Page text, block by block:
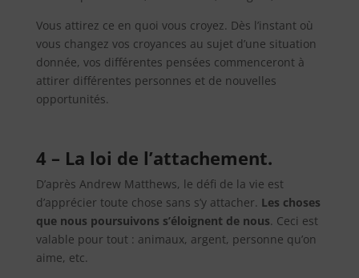
Vous attirez ce en quoi vous croyez. Dès l’instant où
vous changez vos croyances au sujet d’une situation
donnée, vos différentes pensées commenceront à
attirer différentes personnes et de nouvelles
opportunités.
4 – La loi de l’attachement.
D’après Andrew Matthews, le défi de la vie est
d’apprécier toute chose sans s’y attacher. Les choses
que nous poursuivons s’éloignent de nous. Ceci est
valable pour tout : animaux, argent, personne qu’on
aime, etc.